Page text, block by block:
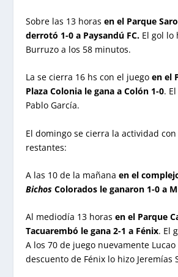
Sobre las 13 horasen el Parque
derrotó 1-0 a Paysandú FC. El gol lo
Burruzo a los 58 minutos.
La se cierra 16 hs con el juegoen el
Plaza Colonia le gana a Colón 1-0.
Pablo García.
El domingo se cierra la actividad
restantes:
A las 10 de la mañanaen el
BichosColorados le ganaron 1-0 a
Al mediodía 13 horasen el Parque
Tacuarembó le gana 2-1 a Fénix. El
A los 70 de juego nuevamente
descuento de Fénix lo hizo Jeremías